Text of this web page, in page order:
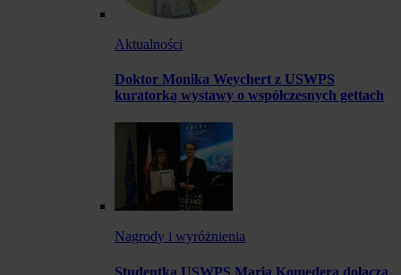
Aktualności
Doktor Monika Weychert z USWPS
kuratorką wystawy o współczesnych gettach
Nagrody i wyróżnienia
Studentka USWPS Maria Komędera dołącza